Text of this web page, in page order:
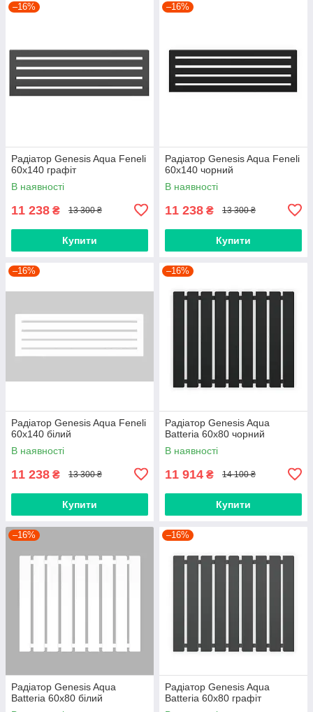
–16%
Радіатор Genesis Aqua Feneli
60x140 графіт
В наявності
11 238 ₴ 13 300 ₴
Купити
–16%
Радіатор Genesis Aqua Feneli
60x140 чорний
В наявності
11 238 ₴ 13 300 ₴
Купити
–16%
Радіатор Genesis Aqua Feneli
60x140 білий
В наявності
11 238 ₴ 13 300 ₴
Купити
–16%
Радіатор Genesis Aqua
Batteria 60x80 чорний
В наявності
11 914 ₴ 14 100 ₴
Купити
–16%
Радіатор Genesis Aqua
Batteria 60x80 білий
–16%
Радіатор Genesis Aqua
Batteria 60x80 графіт